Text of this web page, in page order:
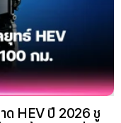
ด HEV ปี 2026 ชู